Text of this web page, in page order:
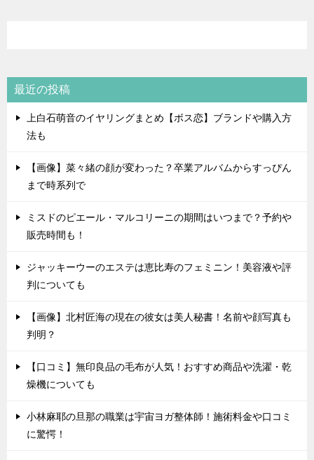
最近の投稿
上白石萌音のイヤリングまとめ【ボス恋】ブランドや購入方
法も
【画像】菜々緒の顔が変わった？卒業アルバムからすっぴん
まで時系列で
ミスドのピエール・マルコリーニの期間はいつまで？予約や
販売時間も！
ジャッキーウーのエステは恵比寿のフェミニン！美容液や評
判についても
【画像】北村匠海の現在の彼女は美人秘書！名前や顔写真も
判明？
【口コミ】無印良品の毛布が人気！おすすめ商品や洗濯・乾
燥機についても
小林麻耶の旦那の職業は宇宙ヨガ整体師！施術料金や口コミ
に驚愕！